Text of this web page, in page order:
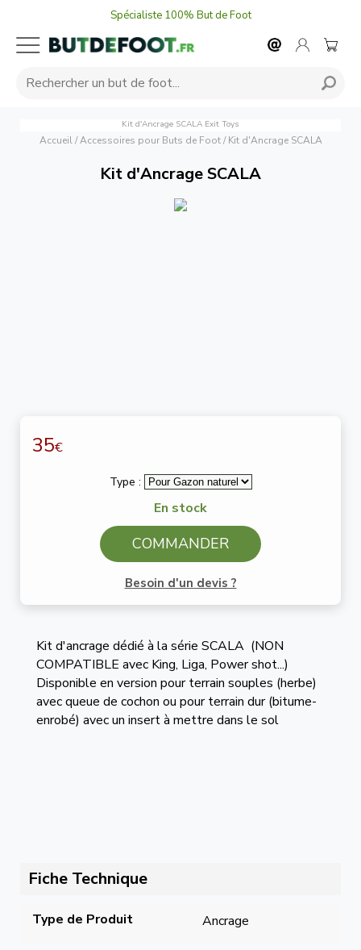
Spécialiste 100% But de Foot
Kit d'Ancrage SCALA Exit Toys
Accueil/ Accessoires pour Buts de Foot/ Kit d'Ancrage SCALA
Kit d'Ancrage SCALA
35€
Type :
En stock
COMMANDER
Besoin d'un devis ?
Kit d'ancrage dédié à la série SCALA (NON
COMPATIBLE avec King, Liga, Power shot...)
Disponible en version pour terrain souples (herbe)
avec queue de cochon ou pour terrain dur (bitume-
enrobé) avec un insert à mettre dans le sol
Fiche Technique
Type de Produit Ancrage